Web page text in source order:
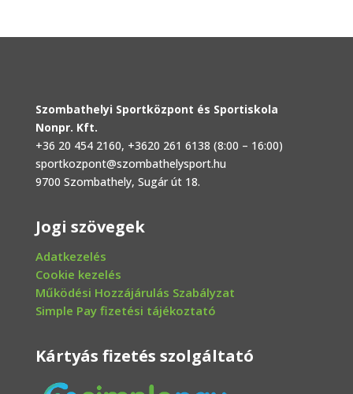
Szombathelyi Sportközpont és Sportiskola
Nonpr. Kft.
+36 20 454 2160, +3620 261 6138 (8:00 – 16:00)
sportkozpont@szombathelysport.hu
9700 Szombathely, Sugár út 18.
Jogi szövegek
Adatkezelés
Cookie kezelés
Működési Hozzájárulás Szabályzat
Simple Pay fizetési tájékoztató
Kártyás fizetés szolgáltató